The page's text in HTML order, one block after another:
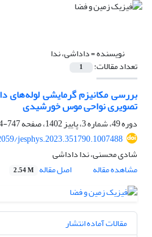
نویسنده =داداشی، ندا
تعداد مقالات: 1
بررسی مکانیزم گرمایشی لوله‌های
تصویری نواحی موس خورشیدی
دوره 49، شماره 3، پاییز 1402، صفحه
747-764
jesphys.2023.351790.1007488
شادی محسنی، ندا داداشی
مشاهده مقاله
اصل مقاله 2.54 M
مقالات آماده انتشار